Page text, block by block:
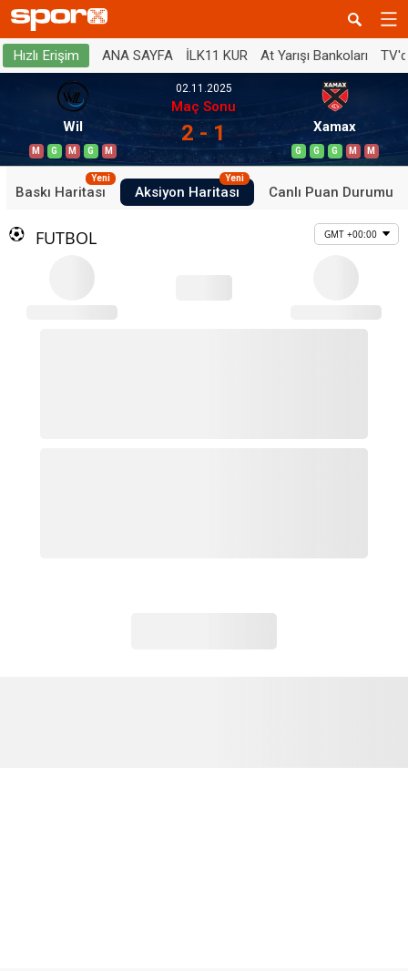
Hızlı Erişim ANA SAYFA İLK11 KUR At Yarışı Bankoları
Wil
M G M G M
02.11.2025
Maç Sonu
2 - 1 Xamax
G G G M M
Baskı Haritası
Yeni
Aksiyon Haritası
Yeni
Canlı Puan Durumu
FUTBOL GMT +00:00